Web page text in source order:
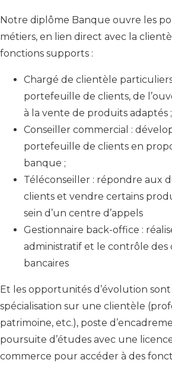
Notre diplôme Banque ouvre les
métiers, en lien direct avec la
fonctions supports :
Chargé de clientèle
portefeuille de clients, de
à la vente de produits adaptés ;
Conseiller commercial :
portefeuille de clients en
banque ;
Téléconseiller : répondre aux
clients et vendre certains
sein d’un centre d’appels
Gestionnaire back-office :
administratif et le contrôle des
bancaires
Et les opportunités d’évolution
spécialisation sur une clientèle
patrimoine, etc.), poste
poursuite d’études avec une
commerce pour accéder à des